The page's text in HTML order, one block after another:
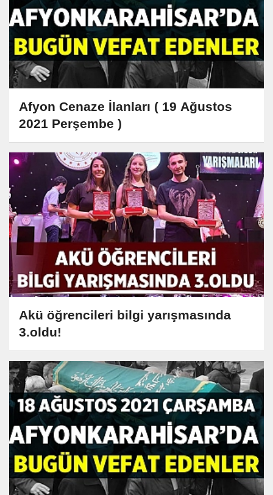
Afyon Cenaze İlanları ( 19 Ağustos
2021 Perşembe )
Akü öğrencileri bilgi yarışmasında
3.oldu!